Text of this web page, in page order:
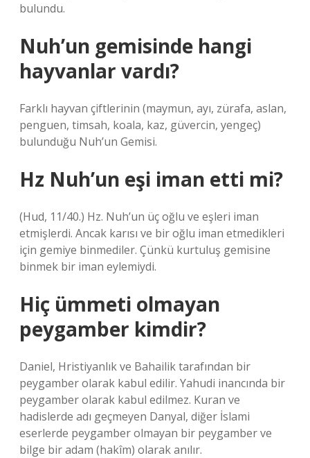
bulundu.
Nuh’un gemisinde hangi
hayvanlar vardı?
Farklı hayvan çiftlerinin (maymun, ayı, zürafa, aslan,
penguen, timsah, koala, kaz, güvercin, yengeç)
bulunduğu Nuh’un Gemisi.
Hz Nuh’un eşi iman etti mi?
(Hud, 11/40.) Hz. Nuh’un üç oğlu ve eşleri iman
etmişlerdi. Ancak karısı ve bir oğlu iman etmedikleri
için gemiye binmediler. Çünkü kurtuluş gemisine
binmek bir iman eylemiydi.
Hiç ümmeti olmayan
peygamber kimdir?
Daniel, Hristiyanlık ve Bahailik tarafından bir
peygamber olarak kabul edilir. Yahudi inancında bir
peygamber olarak kabul edilmez. Kuran ve
hadislerde adı geçmeyen Danyal, diğer İslami
eserlerde peygamber olmayan bir peygamber ve
bilge bir adam (hakîm) olarak anılır.